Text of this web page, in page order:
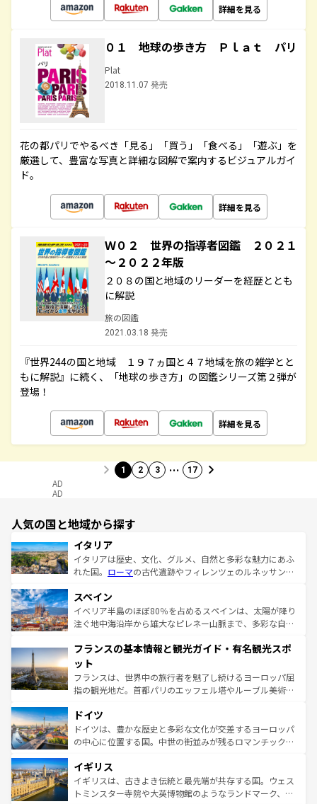
詳細を見る
０１ 地球の歩き方 Ｐｌａｔ パリ
Plat
2018.11.07 発売
花の都パリでやるべき「見る」「買う」「食べる」「遊ぶ」を
厳選して、豊富な写真と詳細な図解で案内するビジュアルガイ
ド。
詳細を見る
Ｗ０２ 世界の指導者図鑑 ２０２１
～２０２２年版
２０８の国と地域のリーダーを経歴ととも
に解説
旅の図鑑
2021.03.18 発売
『世界244の国と地域 １９７ヵ国と４７地域を旅の雑学とと
もに解説』に続く、「地球の歩き方」の図鑑シリーズ第２弾が
登場！
詳細を見る
1 2 3 … 17
AD
AD
人気の国と地域から探す
イタリア
イタリアは歴史、文化、グルメ、自然と多彩な魅力にあふ
れた国。 ローマの古代遺跡やフィレンツェのルネッサンス
ろん、トスカーナの美しい田園風景やアマルフィ海岸の絶
景など、自然景観も見逃せない。観光の合間には、本場の
ピザやパスタなど、絶品のイタリア料理を堪能することも
ませてくれるイタリアで、忘れられない旅をしてみよう！
なお、新着のイタリア情報は
しい。
スペイン
イベリア半島のほぼ80％を占めるスペインは、太陽が降り
注ぐ地中海沿岸から雄大なピレネー山脈まで、多彩な自然
文化が根付くこの国では、情熱的なフラメンコ、熱気あふ
れる闘牛、そして美味しいタパスが生活の一部となってい
る。首都マドリードの洗練された雰囲気や、バルセロナの
アートに溢れた街角から、地方では古代ローマ遺跡や中世
せる。地方によって風土や気候が異なるスペインはその個
性で訪れる人を魅了する。 なお、新着のスペイン情報は コ
ンテンツ一覧を参照してほしい。
フランスの基本情報と観光ガイド・有名観光スポ
ット
フランスは、世界中の旅行者を魅了し続けるヨーロッパ屈
指の観光地だ。首都パリのエッフェル塔やルーブル美術館
で、幅広い魅力が詰まっている。華麗な宮殿、歴史的な大
聖堂、美しいビーチ、そして豊かな自然が、訪れる者を心
から魅了する。また、フランスは美食の国としても知ら
いる。シャンパンの発祥地であるランス、プロヴァンスの
香り高いラベンダー畑など、多彩な楽しみ方が可能だ。さ
らに、パリ以外の地域にも魅力が溢れており、どの街角に
ドイツ
ドイツは、豊かな歴史と多彩な文化が交差するヨーロッパ
の中心に位置する国。中世の街並みが残るロマンチック街
顔を持つこの国は、どこを歩いても飽きることがない。ベ
ルリンの文化的活気、バイエルン州のアルプスの絶景、そ
してライン川沿いのワイン畑といった風景は必見。ビール
イギリス
イギリスは、古きよき伝統と最先端が共存する国。ウェス
トミンスター寺院や大英博物館のようなランドマーク、歴